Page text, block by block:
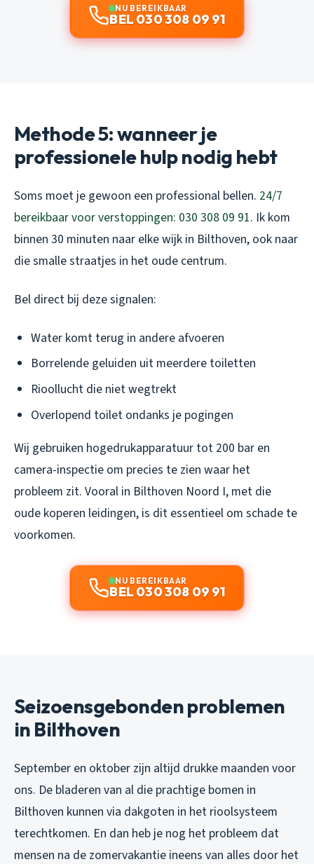
NU BEREIKBAAR
BEL 030 308 09 91
Methode 5: wanneer je
professionele hulp nodig hebt
Soms moet je gewoon een professional bellen. 24/7
bereikbaar voor verstoppingen: 030 308 09 91. Ik kom
binnen 30 minuten naar elke wijk in Bilthoven, ook naar
die smalle straatjes in het oude centrum.
Bel direct bij deze signalen:
Water komt terug in andere afvoeren
Borrelende geluiden uit meerdere toiletten
Rioollucht die niet wegtrekt
Overlopend toilet ondanks je pogingen
Wij gebruiken hogedrukapparatuur tot 200 bar en
camera-inspectie om precies te zien waar het
probleem zit. Vooral in Bilthoven Noord I, met die
oude koperen leidingen, is dit essentieel om schade te
voorkomen.
NU BEREIKBAAR
BEL 030 308 09 91
Seizoensgebonden problemen
in Bilthoven
September en oktober zijn altijd drukke maanden voor
ons. De bladeren van al die prachtige bomen in
Bilthoven kunnen via dakgoten in het rioolsysteem
terechtkomen. En dan heb je nog het probleem dat
mensen na de zomervakantie ineens van alles door het